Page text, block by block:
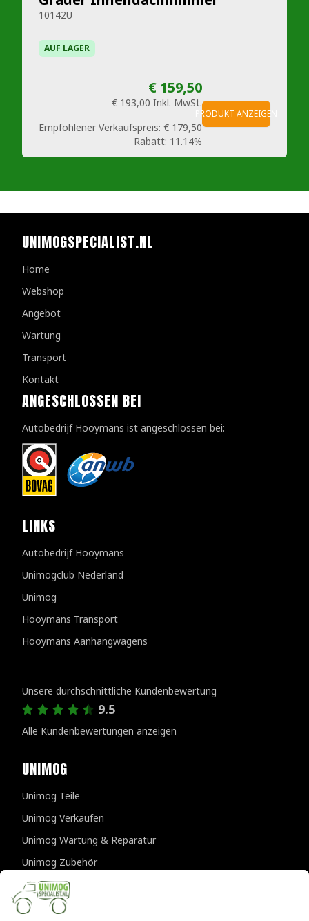
10142U
AUF LAGER
€ 159,50
€ 193,00 Inkl. MwSt.
Empfohlener Verkaufspreis: € 179,50
Rabatt: 11.14%
PRODUKT ANZEIGEN
UNIMOGSPECIALIST.NL
Home
Webshop
Angebot
Wartung
Transport
Kontakt
ANGESCHLOSSEN BEI
Autobedrijf Hooymans ist angeschlossen bei:
LINKS
Autobedrijf Hooymans
Unimogclub Nederland
Unimog
Hooymans Transport
Hooymans Aanhangwagens
Unsere durchschnittliche Kundenbewertung
9.5
Alle Kundenbewertungen anzeigen
UNIMOG
Unimog Teile
Unimog Verkaufen
Unimog Wartung & Reparatur
Unimog Zubehör
Unimog APK-prufungen
KONTAKTDATEN